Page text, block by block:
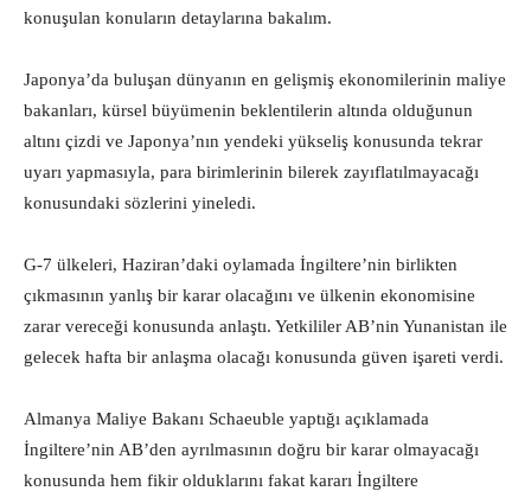
konuşulan konuların detaylarına bakalım.
Japonya’da buluşan dünyanın en gelişmiş ekonomilerinin maliye
bakanları, kürsel büyümenin beklentilerin altında olduğunun
altını çizdi ve Japonya’nın yendeki yükseliş konusunda tekrar
uyarı yapmasıyla, para birimlerinin bilerek zayıflatılmayacağı
konusundaki sözlerini yineledi.
G-7 ülkeleri, Haziran’daki oylamada İngiltere’nin birlikten
çıkmasının yanlış bir karar olacağını ve ülkenin ekonomisine
zarar vereceği konusunda anlaştı. Yetkililer AB’nin Yunanistan ile
gelecek hafta bir anlaşma olacağı konusunda güven işareti verdi.
Almanya Maliye Bakanı Schaeuble yaptığı açıklamada
İngiltere’nin AB’den ayrılmasının doğru bir karar olmayacağı
konusunda hem fikir olduklarını fakat kararı İngiltere